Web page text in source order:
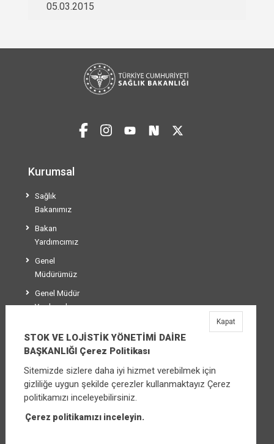
05.03.2015
Kurumsal
Sağlık
Bakanımız
Bakan
Yardımcımız
Genel
Müdürümüz
Genel Müdür
Yardımcılarımız
STOK VE LOJİSTİK YÖNETİMİ DAİRE
BAŞKANLIĞI
Üniversiteler Mahallesi Şehit Mehmet Bayraktar
Caddesi No:3 Çankaya/Ankara
STOK VE LOJİSTİK YÖNETİMİ DAİRE
BAŞKANLIĞI Çerez Politikası
Sitemizde sizlere daha iyi hizmet verebilmek için
gizliliğe uygun şekilde çerezler kullanmaktayız Çerez
politikamızı inceleyebilirsiniz.
Çerez politikamızı inceleyin.
Kapat